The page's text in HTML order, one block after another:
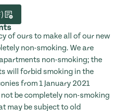
of ours to make all of our new
non-smoking. We are
non-smoking; the
will forbid smoking in the
from 1 January 2021
be completely non-smoking
may be subject to old